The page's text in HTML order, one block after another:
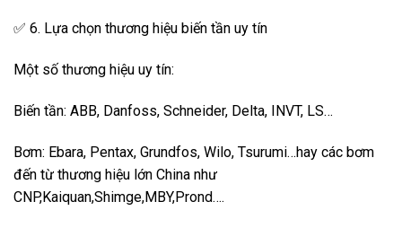
✅ 6. Lựa chọn thương hiệu biến tần uy tín
Một số thương hiệu uy tín:
Biến tần: ABB, Danfoss, Schneider, Delta, INVT, LS…
Bơm: Ebara, Pentax, Grundfos, Wilo, Tsurumi…hay các bơm
đến từ thương hiệu lớn China như
CNP,Kaiquan,Shimge,MBY,Prond….